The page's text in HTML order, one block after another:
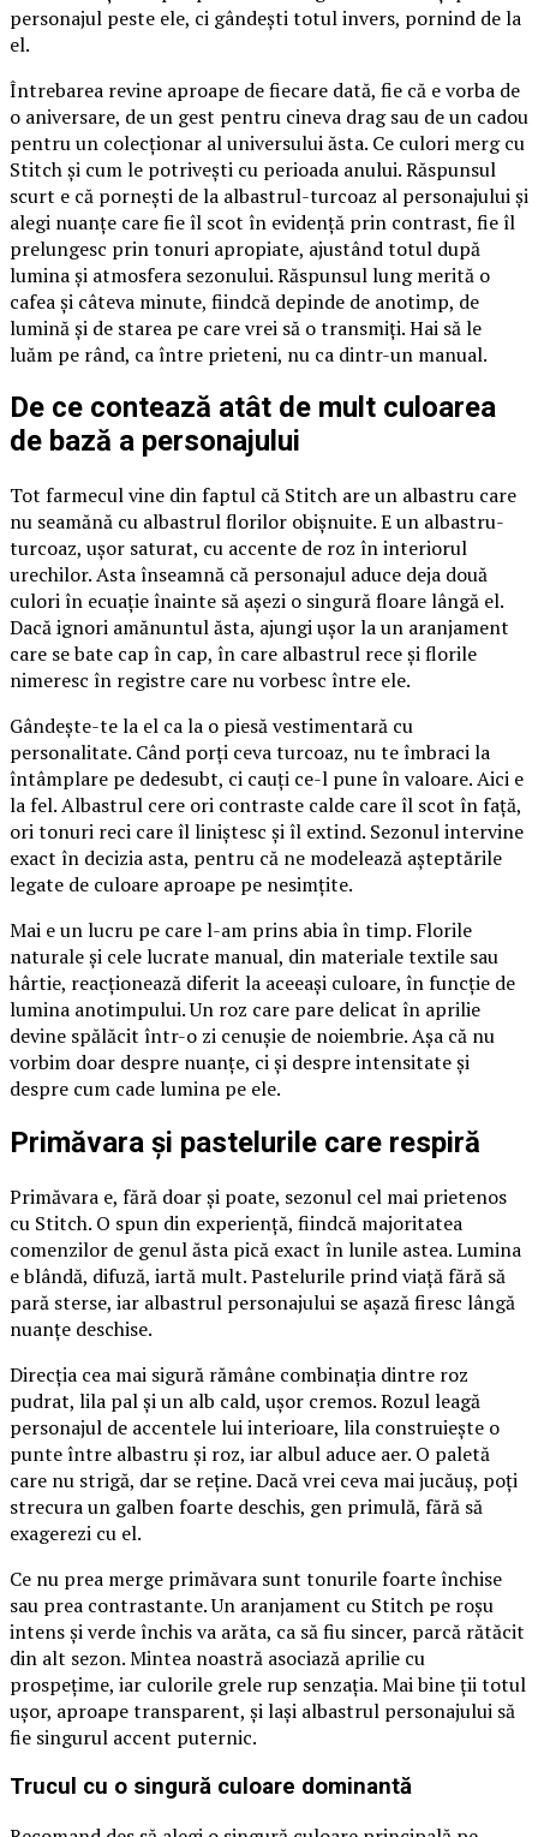
personajul peste ele, ci gândești totul invers, pornind de la
el.
Întrebarea revine aproape de fiecare dată, fie că e vorba de
o aniversare, de un gest pentru cineva drag sau de un cadou
pentru un colecționar al universului ăsta. Ce culori merg cu
Stitch și cum le potrivești cu perioada anului. Răspunsul
scurt e că pornești de la albastrul-turcoaz al personajului și
alegi nuanțe care fie îl scot în evidență prin contrast, fie îl
prelungesc prin tonuri apropiate, ajustând totul după
lumina și atmosfera sezonului. Răspunsul lung merită o
cafea și câteva minute, fiindcă depinde de anotimp, de
lumină și de starea pe care vrei să o transmiți. Hai să le
luăm pe rând, ca între prieteni, nu ca dintr-un manual.
De ce contează atât de mult culoarea
de bază a personajului
Tot farmecul vine din faptul că Stitch are un albastru care
nu seamănă cu albastrul florilor obișnuite. E un albastru-
turcoaz, ușor saturat, cu accente de roz în interiorul
urechilor. Asta înseamnă că personajul aduce deja două
culori în ecuație înainte să așezi o singură floare lângă el.
Dacă ignori amănuntul ăsta, ajungi ușor la un aranjament
care se bate cap în cap, în care albastrul rece și florile
nimeresc în registre care nu vorbesc între ele.
Gândește-te la el ca la o piesă vestimentară cu
personalitate. Când porți ceva turcoaz, nu te îmbraci la
întâmplare pe dedesubt, ci cauți ce-l pune în valoare. Aici e
la fel. Albastrul cere ori contraste calde care îl scot în față,
ori tonuri reci care îl liniștesc și îl extind. Sezonul intervine
exact în decizia asta, pentru că ne modelează așteptările
legate de culoare aproape pe nesimțite.
Mai e un lucru pe care l-am prins abia în timp. Florile
naturale și cele lucrate manual, din materiale textile sau
hârtie, reacționează diferit la aceeași culoare, în funcție de
lumina anotimpului. Un roz care pare delicat în aprilie
devine spălăcit într-o zi cenușie de noiembrie. Așa că nu
vorbim doar despre nuanțe, ci și despre intensitate și
despre cum cade lumina pe ele.
Primăvara și pastelurile care respiră
Primăvara e, fără doar și poate, sezonul cel mai prietenos
cu Stitch. O spun din experiență, fiindcă majoritatea
comenzilor de genul ăsta pică exact în lunile astea. Lumina
e blândă, difuză, iartă mult. Pastelurile prind viață fără să
pară sterse, iar albastrul personajului se așază firesc lângă
nuanțe deschise.
Direcția cea mai sigură rămâne combinația dintre roz
pudrat, lila pal și un alb cald, ușor cremos. Rozul leagă
personajul de accentele lui interioare, lila construiește o
punte între albastru și roz, iar albul aduce aer. O paletă
care nu strigă, dar se reține. Dacă vrei ceva mai jucăuș, poți
strecura un galben foarte deschis, gen primulă, fără să
exagerezi cu el.
Ce nu prea merge primăvara sunt tonurile foarte închise
sau prea contrastante. Un aranjament cu Stitch pe roșu
intens și verde închis va arăta, ca să fiu sincer, parcă rătăcit
din alt sezon. Mintea noastră asociază aprilie cu
prospețime, iar culorile grele rup senzația. Mai bine ții totul
ușor, aproape transparent, și lași albastrul personajului să
fie singurul accent puternic.
Trucul cu o singură culoare dominantă